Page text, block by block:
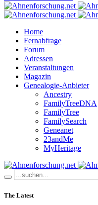
Home
Fernabfrage
Forum
Adressen
Veranstaltungen
Magazin
Genealogie-Anbieter
Ancestry
FamilyTreeDNA
FamilyTree
FamilySearch
Geneanet
23andMe
MyHeritage
The Latest